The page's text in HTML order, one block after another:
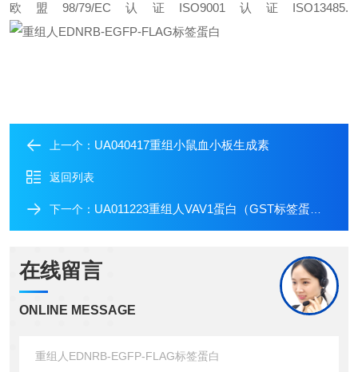
欧盟98/79/EC认证ISO9001认证ISO13485.
上一个： UA040417重组小鼠血小板生成素
返回列表
下一个： UA011223重组人VAV1蛋白（GST标签蛋白）
在线留言
ONLINE MESSAGE